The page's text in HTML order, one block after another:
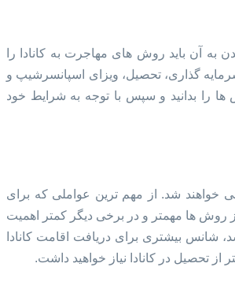
به آن باید روش های مهاجرت به کانادا را
گذاری، تحصیل، ویزای اسپانسرشیپ و
ها را بدانید و سپس با توجه به شرایط خود
خواهند شد. از مهم ترین عواملی که برای
روش ها مهمتر و در برخی دیگر کمتر اهمیت
شانس بیشتری برای دریافت اقامت کانادا
تحصیل در کانادا نیاز خواهید داشت.